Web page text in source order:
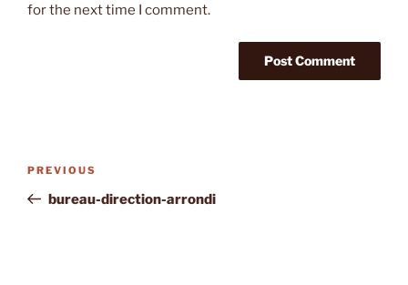
for the next time I comment.
Previous
Post
PREVIOUS
bureau-direction-arrondi